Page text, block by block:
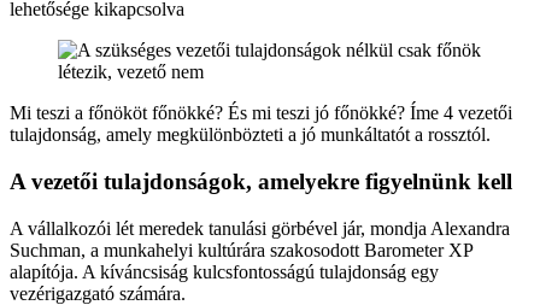
amire
törekedniük
kell
lehetősége kikapcsolva
Mi teszi a főnököt főnökké? És mi teszi jó főnökké? Íme 4 vezetői
tulajdonság, amely megkülönbözteti a jó munkáltatót a rossztól.
A vezetői tulajdonságok, amelyekre figyelnünk kell
A vállalkozói lét meredek tanulási görbével jár, mondja Alexandra
Suchman, a munkahelyi kultúrára szakosodott Barometer XP
alapítója. A kíváncsiság kulcsfontosságú tulajdonság egy
vezérigazgató számára.